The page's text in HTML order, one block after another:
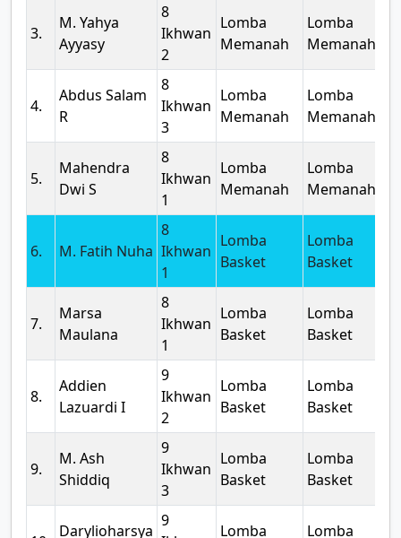
3.
M. Yahya
Ayyasy
8
Ikhwan
2
Lomba
Memanah
Lomba
Memanah
4.
Abdus Salam
R
8
Ikhwan
3
Lomba
Memanah
Lomba
Memanah
5.
Mahendra
Dwi S
8
Ikhwan
1
Lomba
Memanah
Lomba
Memanah
6. M. Fatih Nuha
8
Ikhwan
1
Lomba
Basket
Lomba
Basket
7.
Marsa
Maulana
8
Ikhwan
1
Lomba
Basket
Lomba
Basket
8.
Addien
Lazuardi I
9
Ikhwan
2
Lomba
Basket
Lomba
Basket
9.
M. Ash
Shiddiq
9
Ikhwan
3
Lomba
Basket
Lomba
Basket
Darylioharsya
9
Lomba Lomba